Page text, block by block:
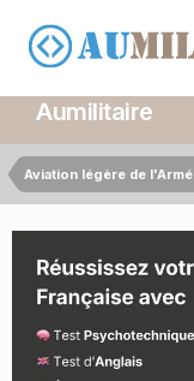
Aumilitaire
Aviation légère de